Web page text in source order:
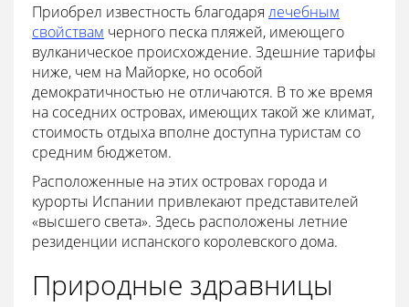
Приобрел известность благодаря лечебным
свойствам черного песка пляжей, имеющего
вулканическое происхождение. Здешние тарифы
ниже, чем на Майорке, но особой
демократичностью не отличаются. В то же время
на соседних островах, имеющих такой же климат,
стоимость отдыха вполне доступна туристам со
средним бюджетом.
Расположенные на этих островах города и
курорты Испании привлекают представителей
«высшего света». Здесь расположены летние
резиденции испанского королевского дома.
Природные здравницы